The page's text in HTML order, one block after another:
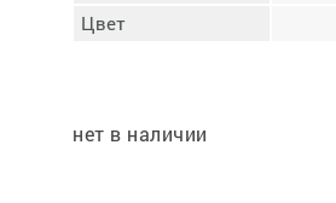
Цвет
нет в наличии